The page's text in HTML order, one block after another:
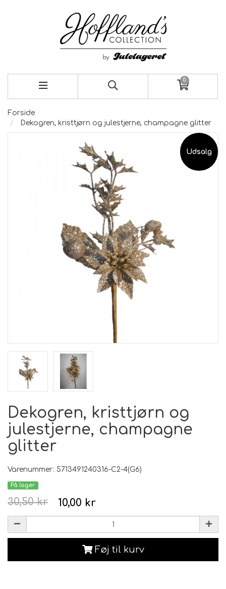
0
Forside
Dekogren, kristtjørn og julestjerne, champagne glitter
Udsalg
Dekogren, kristtjørn og
julestjerne, champagne
glitter
Varenummer: 5713491240316-C2-4(G6)
På lager
10,00 kr
30,50 kr
Føj til kurv